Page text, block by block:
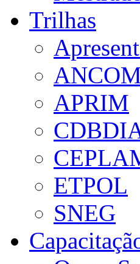
Trilhas
APRIM
ETPOL
SNEG